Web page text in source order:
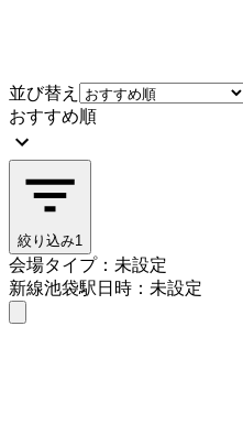
並び替え
おすすめ順
絞り込み1
会場タイプ：未設定
新線池袋駅日時：未設定